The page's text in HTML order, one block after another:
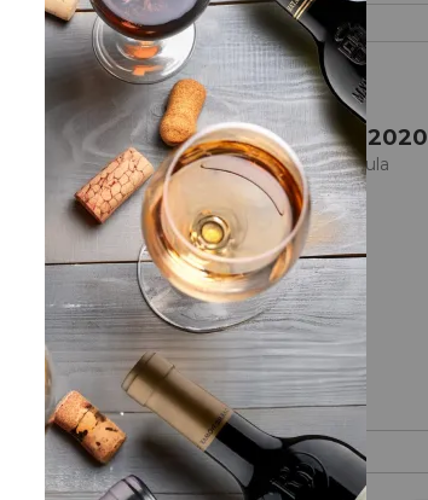
Ribera del Duero
Damana Reserva 2020
Bodegas y Viñedos Tábula